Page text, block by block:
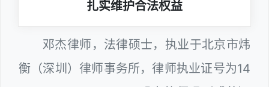
扎实维护合法权益
邓杰律师，法律硕士，执业于北京市炜
衡（深圳）律师事务所，律师执业证号为14